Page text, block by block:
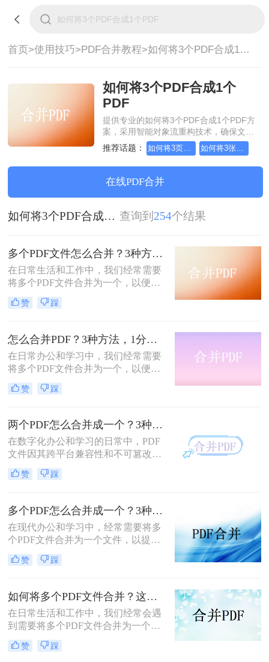
首页>使用技巧>PDF合并教程> 如何将3个PDF合成1个PDF
如何将3个PDF合成1个
PDF
提供专业的如何将3个PDF合成1个PDF方
案，采用智能对象流重构技术，确保文档
1:1高保真还原且排版不乱码。支持一键批
量处理，全链路 SSL 加密保障隐私安全。
助您快速实现如何将3个PDF合成1个
PDF，无需安装，高效办公。
推荐话题： 如何将3页pdf合并为1页
在线PDF合并
如何将3个PDF合成1个PDF 查询到 254个结果
多个PDF文件怎么合并？3种方法，1分钟轻松搞定！!
在日常生活和工作中，我们经常需要
将多个PDF文件合并为一个，以便于
分享、存档或打印。那么如何合并pdf
文件呢？本文将介绍三种常用的PDF
赞 踩
怎么合并PDF？3种方法，1分钟轻松搞定！！
在日常办公和学习中，我们经常需要
将多个PDF文件合并为一个，以便于
分享、存储和管理。那么怎么合并pdf
呢？本文将介绍四种合并PDF的方
任务。
赞 踩
两个PDF怎么合并成一个？3种方法，1分钟轻松搞定！
在数字化办公和学习的日常中，PDF
文件因其跨平台兼容性和不可篡改性
而广受欢迎。然而，当需要处理多个
PDF文件时，将它们合并成一个文件
两个PDF文件呢？本文将介绍三种合
并PDF文件的方法。
赞 踩
多个PDF怎么合并成一个？3种方法，1分钟全搞定！！
在现代办公和学习中，经常需要将多
个PDF文件合并为一个文件，以提高
文档管理的便利性和效率。那么多个
pdf怎么合并成一个pdf呢？本文将介
赞 踩
如何将多个PDF文件合并？这两个高效方法帮你解决！
在日常生活和工作中，我们经常会遇
到需要将多个PDF文件合并为一个的
情况，以便于查阅、分享或存档。那
么如何将多个PDF文件合并呢？本文
赞 踩